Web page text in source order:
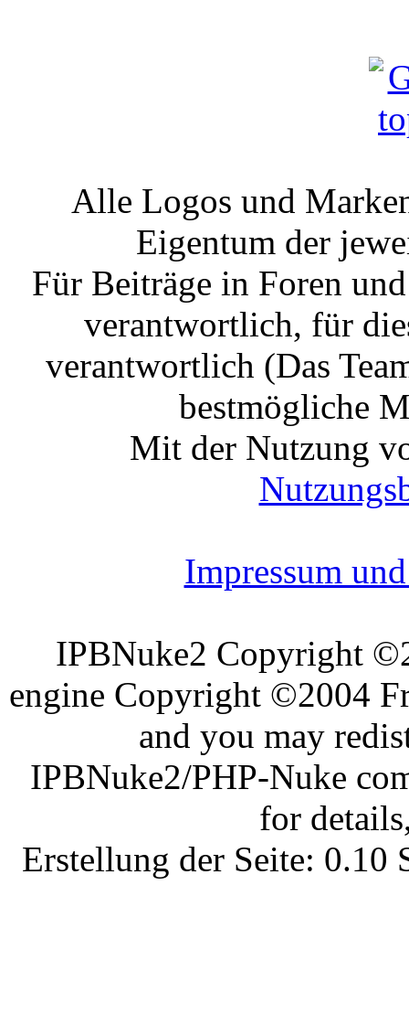
Alle Logos und
Eigentum der
Für Beiträge in Foren
verantwortlich, für
verantwortlich (Das
bestmögliche
Mit der Nutzung
Impressum
IPBNuke2 Copyright
engine Copyright ©2004
and you may
IPBNuke2/PHP-Nuke
for
Erstellung der Seite: 0.10